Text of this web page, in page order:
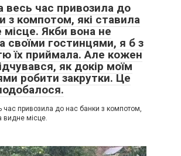
весь час привозила до
з компотом, які ставила
місце. Якби вона не
своїми гостинцями, я б з
їх приймала. Але кожен
як докір моїм
робити закрутки. Це
час привозила до нас банки з компотом,
видне місце.